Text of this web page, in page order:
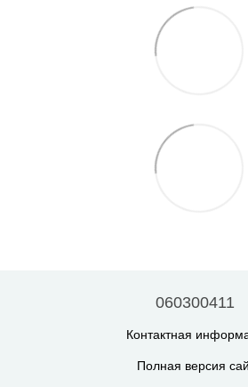
060300411
Контактная
Полная версия